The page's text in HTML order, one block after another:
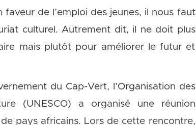
de l’emploi des jeunes, il nous faut
culturel. Autrement dit, il ne doit plus
mais plutôt pour améliorer le futur et
du Cap-Vert, l’Organisation des
(UNESCO) a organisé une réunion
pays africains. Lors de cette rencontre,